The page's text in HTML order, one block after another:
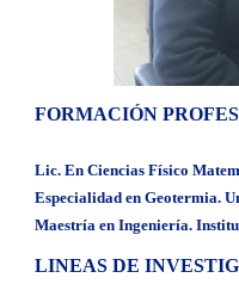
FORMACIÓN
Lic. En Ciencias Físico
Especialidad en Geotermia.
Maestría en Ingeniería.
LINEAS DE